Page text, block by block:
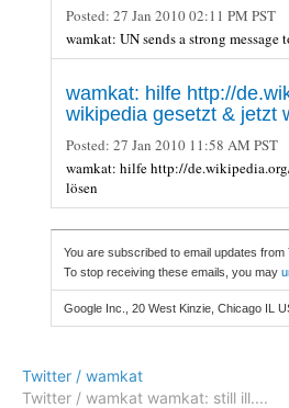
Posted: 27 Jan 2010 02:11 PM PST
wamkat: UN sends a strong
wamkat: hilfe http://
wikipedia gesetzt & jetzt
Posted: 27 Jan 2010 11:58 AM PST
wamkat: hilfe http://
lösen
You are subscribed to email updates from
To stop receiving these emails, you may
Google Inc., 20 West Kinzie, Chicago IL
Twitter / wamkat
Twitter / wamkat wamkat: still ill....